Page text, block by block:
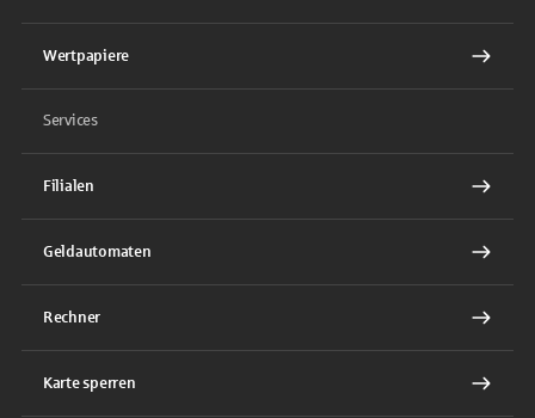
Wertpapiere
Services
Filialen
Geldautomaten
Rechner
Karte sperren